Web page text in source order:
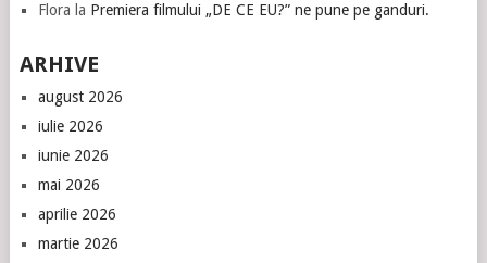
Flora la Premiera filmului „DE CE EU?” ne pune pe ganduri.
ARHIVE
august 2026
iulie 2026
iunie 2026
mai 2026
aprilie 2026
martie 2026